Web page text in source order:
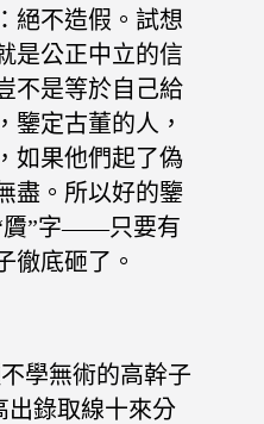
絕不造假。試想
是公正中立的信
不是等於自己給
鑒定古董的人，
如果他們起了偽
盡。所以好的鑒
贗”字——只要有
徹底砸了。
學無術的高幹子
出錄取線十來分